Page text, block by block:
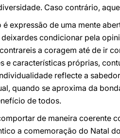
Caso contrário,
expressão de uma mente
condicionar pela
a coragem até de ir
e características próprias,
reflecte a
quando se aproxima da
de todos.
de maneira coerente
a comemoração do Natal